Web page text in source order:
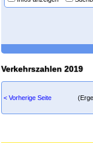
Verkehrszahlen 2019
< Vorherige Seite